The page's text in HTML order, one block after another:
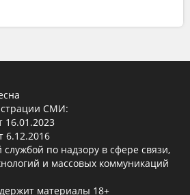
СМИ:
16.01.2023
6.12.2016
по надзору в сфере связи,
и массовых коммуникаций
материалы 18+